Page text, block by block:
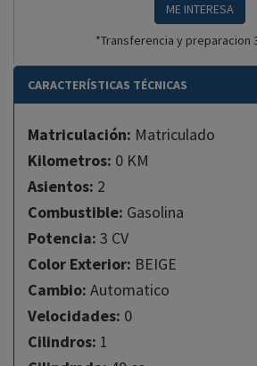
ME INTERESA
*Transferencia y preparacion
CARACTERÍSTICAS TÉCNICAS
Matriculación: Matriculado
Kilometros: 0 KM
Asientos: 2
Combustible: Gasolina
Potencia: 3 CV
Color Exterior: BEIGE
Cambio: Automatico
Velocidades: 0
Cilindros: 1